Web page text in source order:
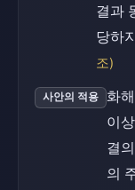
결과
당하
조)
사안의 적용
화
이
결
의